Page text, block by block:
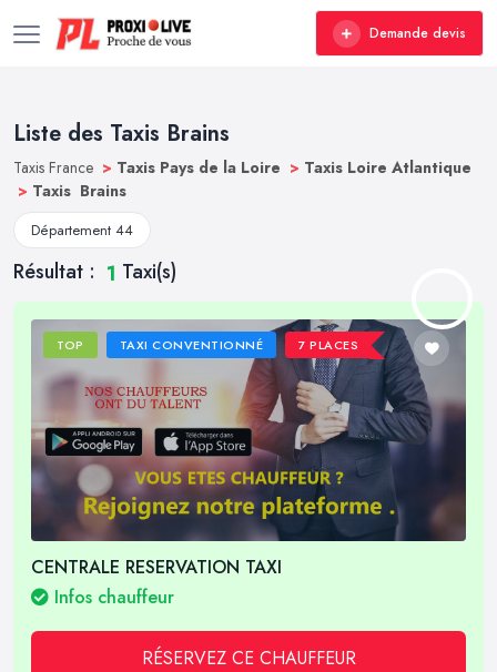
Demande devis
Liste des Taxis Brains
Taxis France > Taxis Pays de la Loire > Taxis Loire Atlantique
> Taxis Brains
Département 44
Résultat : 1 Taxi(s)
TOP TAXI CONVENTIONNÉ 7 PLACES
CENTRALE RESERVATION TAXI
Infos chauffeur
RÉSERVEZ CE CHAUFFEUR